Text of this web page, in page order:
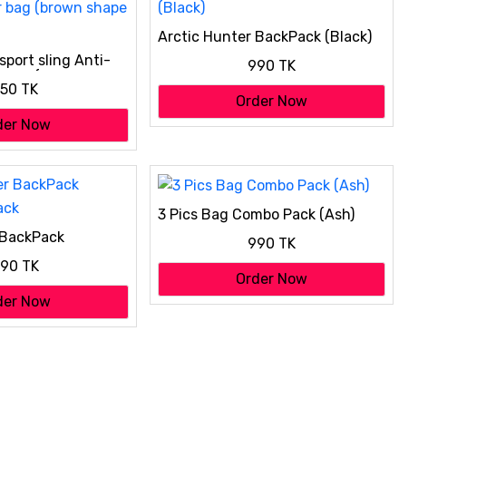
sling Anti-
TK
Now
Arctic Hunter BackPack (Black)
990 TK
Order Now
TK
Now
3 Pics Bag Combo Pack (Ash)
990 TK
Order Now